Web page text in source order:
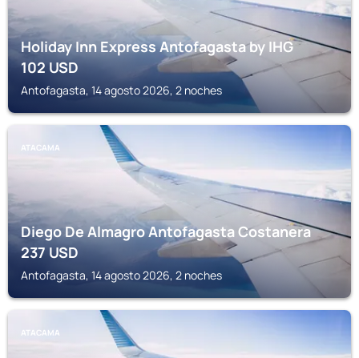
Holiday Inn Express Antofagasta by IHG
102USD
Antofagasta, 14 agosto 2026, 2 noches
ATACAMA
Diego De Almagro Antofagasta Costanera
237USD
Antofagasta, 14 agosto 2026, 2 noches
ATACAMA